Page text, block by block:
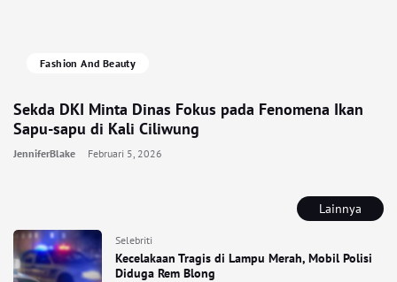
Lainnya
Selebriti
Kecelakaan Tragis di Lampu Merah, Mobil Polisi
Diduga Rem Blong
Fashion And Beauty
Sekda DKI Minta Dinas Fokus pada Fenomena Ikan
Sapu-sapu di Kali Ciliwung
JenniferBlake Februari 5, 2026